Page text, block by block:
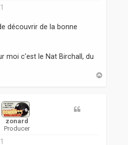
découvrir de la bonne
moi c'est le Nat Birchall, du
zonard
Producer